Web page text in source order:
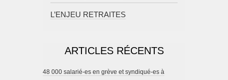
L’ENJEU RETRAITES
ARTICLES RÉCENTS
48 000 salarié-es en grève et syndiqué-es à